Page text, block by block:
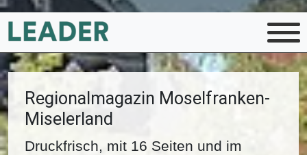
Regionalmagazin Moselfranken-
Miselerland
Druckfrisch, mit 16 Seiten und im